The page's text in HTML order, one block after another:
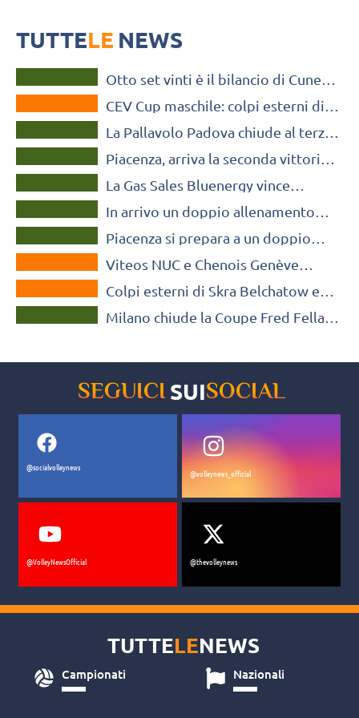
TUTTELE NEWS
A2 MASCHILE
Otto set vinti è il bilancio di Cuneo
Geneve
CEV CUP
CEV Cup maschile: colpi esterni di
Nantes
SUPERLEGA MASCHILE
La Pallavolo Padova chiude al terzo
SUPERLEGA MASCHILE
Piacenza, arriva la seconda vittoria
SUPERLEGA MASCHILE
La Gas Sales Bluenergy vince
SUPERLEGA MASCHILE
In arrivo un doppio allenamento
internazionale per Piacenza
SUPERLEGA MASCHILE
Piacenza si prepara a un doppio
Chenois
MONDO
Viteos NUC e Chenois Genève
CEV CUP
Colpi esterni di Skra Belchatow e
SUPERLEGA MASCHILE
Milano chiude la Coupe Fred Fellay
SEGUICI SUISOCIAL
@socialvolleynews
@volleynews_official
@VolleyNewsOfficial @thevolleynews
TUTTELENEWS
Campionati Nazionali